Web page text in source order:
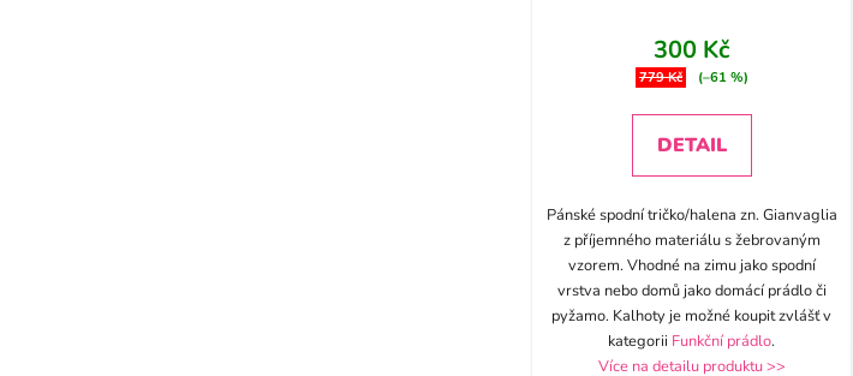
300 Kč
779 Kč (–61 %)
DETAIL
Pánské spodní tričko/halena zn. Gianvaglia
z příjemného materiálu s žebrovaným
vzorem. Vhodné na zimu jako spodní
vrstva nebo domů jako domácí prádlo či
pyžamo. Kalhoty je možné koupit zvlášť v
kategorii Funkční prádlo.
Více na detailu produktu >>